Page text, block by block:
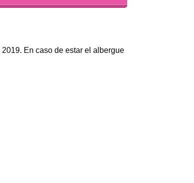
En caso de estar el albergue